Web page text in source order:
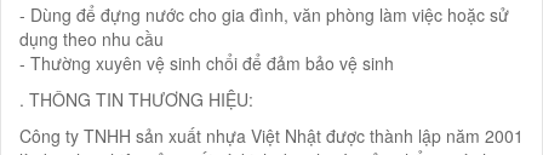
- Dùng để đựng nước cho gia đình, văn phòng làm việc hoặc sử
dụng theo nhu cầu
- Thường xuyên vệ sinh chổi để đảm bảo vệ sinh
. THÔNG TIN THƯƠNG HIỆU:
Công ty TNHH sản xuất nhựa Việt Nhật được thành lập năm 2001